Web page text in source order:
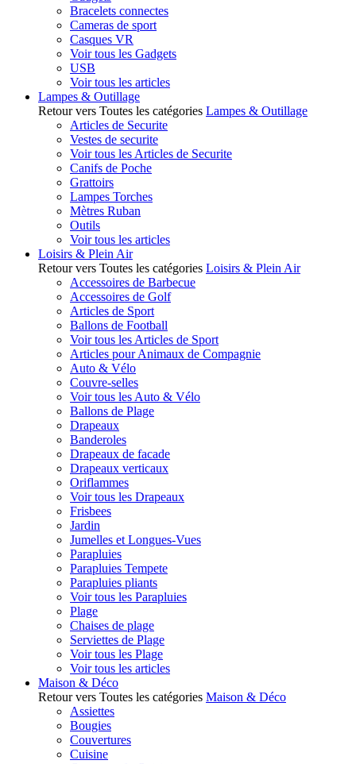
Bracelets connectes
Cameras de sport
Casques VR
Voir tous les Gadgets
USB
Voir tous les articles
Lampes & Outillage
Retour vers Toutes les catégories Lampes & Outillage
Articles de Securite
Vestes de securite
Voir tous les Articles de Securite
Canifs de Poche
Grattoirs
Lampes Torches
Mètres Ruban
Outils
Voir tous les articles
Loisirs & Plein Air
Retour vers Toutes les catégories Loisirs & Plein Air
Accessoires de Barbecue
Accessoires de Golf
Articles de Sport
Ballons de Football
Voir tous les Articles de Sport
Articles pour Animaux de Compagnie
Auto & Vélo
Couvre-selles
Voir tous les Auto & Vélo
Ballons de Plage
Drapeaux
Banderoles
Drapeaux de facade
Drapeaux verticaux
Oriflammes
Voir tous les Drapeaux
Frisbees
Jardin
Jumelles et Longues-Vues
Parapluies
Parapluies Tempete
Parapluies pliants
Voir tous les Parapluies
Plage
Chaises de plage
Serviettes de Plage
Voir tous les Plage
Voir tous les articles
Maison & Déco
Retour vers Toutes les catégories Maison & Déco
Assiettes
Bougies
Couvertures
Cuisine